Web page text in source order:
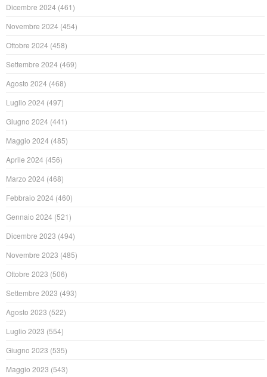
Dicembre 2024 (461)
Novembre 2024 (454)
Ottobre 2024 (458)
Settembre 2024 (469)
Agosto 2024 (468)
Luglio 2024 (497)
Giugno 2024 (441)
Maggio 2024 (485)
Aprile 2024 (456)
Marzo 2024 (468)
Febbraio 2024 (460)
Gennaio 2024 (521)
Dicembre 2023 (494)
Novembre 2023 (485)
Ottobre 2023 (506)
Settembre 2023 (493)
Agosto 2023 (522)
Luglio 2023 (554)
Giugno 2023 (535)
Maggio 2023 (543)